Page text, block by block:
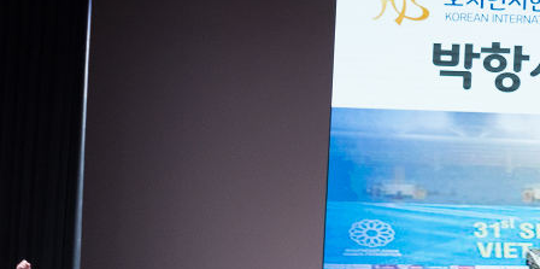
학생회장인사말
학교상징
학교 CI
교직원현황
학생현황
위치/전화